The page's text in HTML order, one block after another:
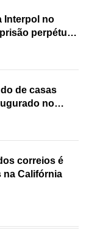
Interpol no
perpétua
de casas
no
correios é
na Califórnia